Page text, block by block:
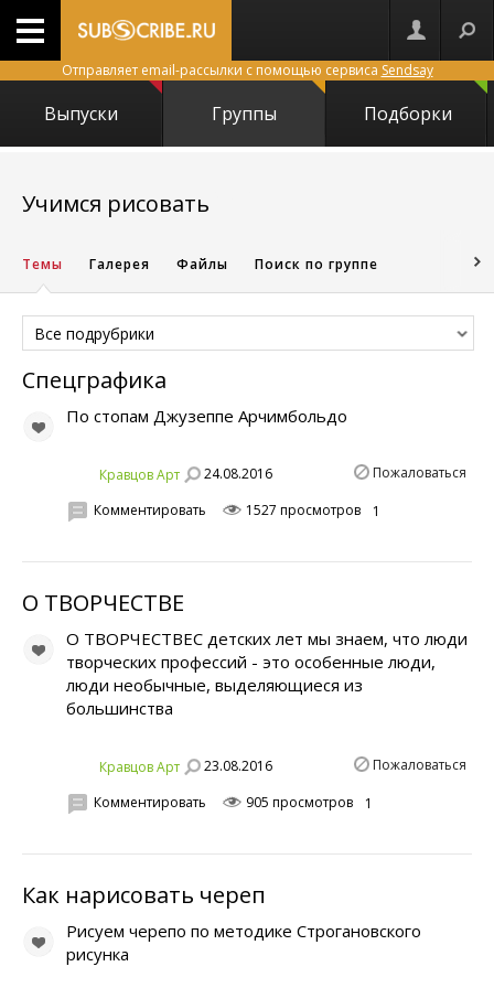
Отправляет email-рассылки с помощью сервиса Sendsay
Выпуски Группы Подборки
Учимся рисовать
Темы Галерея Файлы Поиск по группе
Все подрубрики
Спецграфика
По стопам Джузеппе Арчимбольдо
Кравцов Арт 24.08.2016 Пожаловаться
Комментировать 1527 просмотров 1
О ТВОРЧЕСТВЕ
О ТВОРЧЕСТВЕС детских лет мы знаем, что люди
творческих профессий - это особенные люди,
люди необычные, выделяющиеся из
большинства
Кравцов Арт 23.08.2016 Пожаловаться
Комментировать 905 просмотров 1
Как нарисовать череп
Рисуем черепо по методике Строгановского
рисунка